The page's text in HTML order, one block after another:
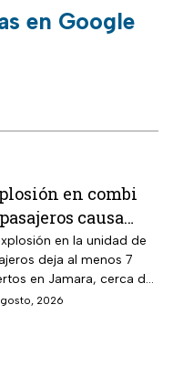
en Google
en combi
causa
en las calles de
en Damasco
en la unidad de
deja al menos 7
en Jamara, cerca de
autoridades
2026